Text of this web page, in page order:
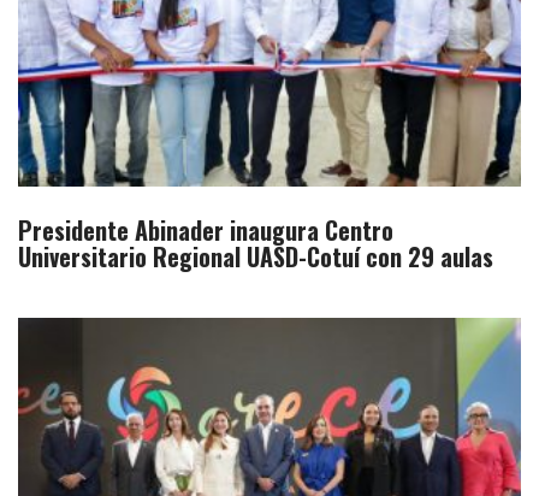
Presidente Abinader inaugura Centro
Universitario Regional UASD-Cotuí con 29 aulas